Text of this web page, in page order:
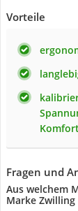
Vorteile
Fragen und
Aus welchem
Marke Zwilling